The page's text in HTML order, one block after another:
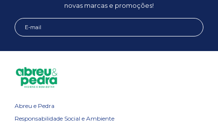
novas marcas e promoções!
Abreu e Pedra
Responsabilidade Social e Ambiente